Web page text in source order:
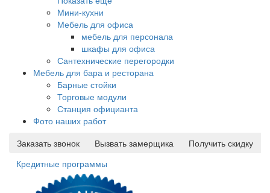
Мини-кухни
Мебель для офиса
мебель для персонала
шкафы для офиса
Сантехнические перегородки
Мебель для бара и ресторана
Барные стойки
Торговые модули
Станция официанта
Фото наших работ
Заказать звонок
Вызвать замерщика
Получить скидку
Кредитные программы